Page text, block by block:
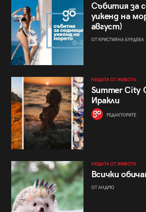
Събития за
уикенд на
август)
ОТ КРИСТИЯНА БУРДЕВА
НЕЩАТА ОТ ЖИВОТА
Summer City
Иракли
РЕДАКТОРИТЕ
НЕЩАТА ОТ ЖИВОТА
Всички
ОТ АНДРЮ